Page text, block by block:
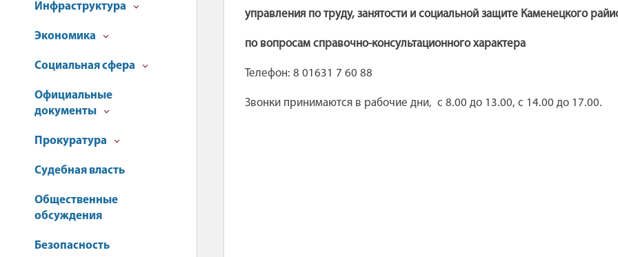
Инфраструктура
Экономика
Социальная сфера
Официальные
документы
Прокуратура
Судебная власть
Общественные
обсуждения
Безопасность
управления по труду, занятости и социальной защите Каменецкого
по вопросам справочно-консультационного характера
Телефон: 8 01631 7 60 88
Звонки принимаются в рабочие дни, с 8.00 до 13.00, с 14.00 до 17.00.